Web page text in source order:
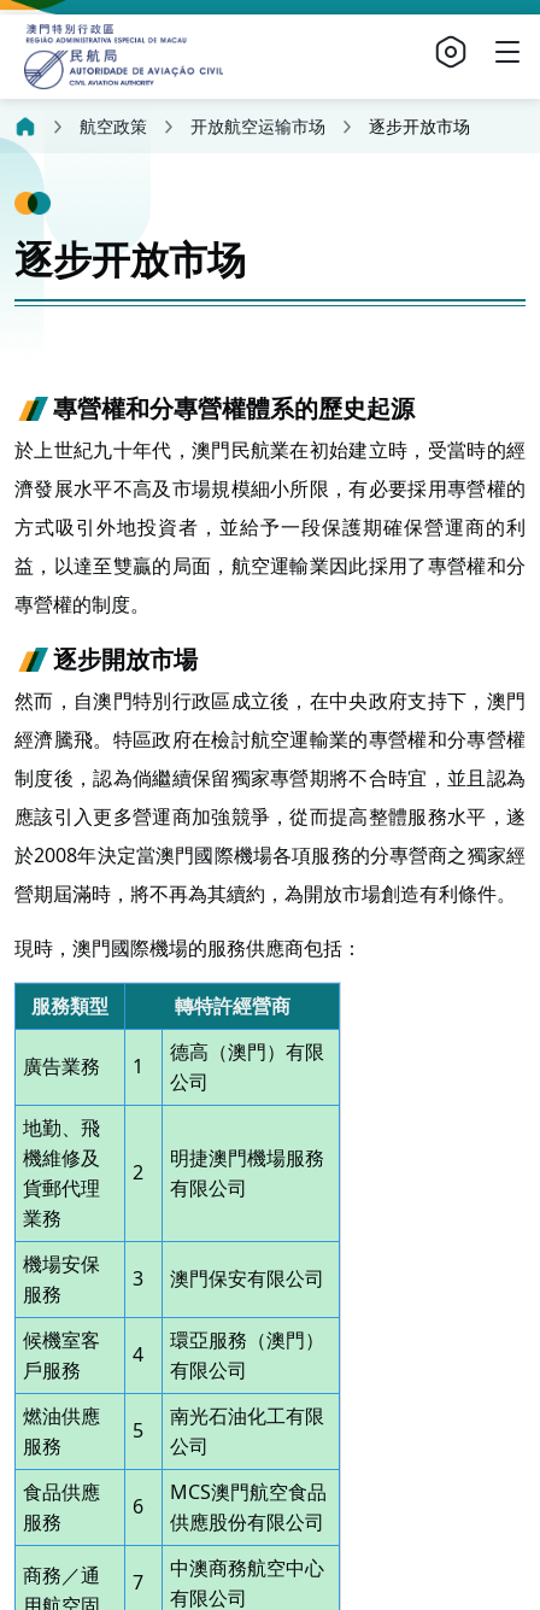
航空政策 开放航空运输市场 逐步开放市场
逐步开放市场
專營權和分專營權體系的歷史起源
於上世紀九十年代，澳門民航業在初始建立時，受當時的經
濟發展水平不高及市場規模細小所限，有必要採用專營權的
方式吸引外地投資者，並給予一段保護期確保營運商的利
益，以達至雙贏的局面，航空運輸業因此採用了專營權和分
專營權的制度。
逐步開放市場
然而，自澳門特別行政區成立後，在中央政府支持下，澳門
經濟騰飛。特區政府在檢討航空運輸業的專營權和分專營權
制度後，認為倘繼續保留獨家專營期將不合時宜，並且認為
應該引入更多營運商加強競爭，從而提高整體服務水平，遂
於2008年決定當澳門國際機場各項服務的分專營商之獨家經
營期屆滿時，將不再為其續約，為開放市場創造有利條件。
現時，澳門國際機場的服務供應商包括：
服務類型 轉特許經營商
廣告業務 1
德高（澳門）有限
公司
地勤、飛
機維修及
貨郵代理
業務
2
明捷澳門機場服務
有限公司
機場安保
服務
3 澳門保安有限公司
候機室客
戶服務
4
環亞服務（澳門）
有限公司
燃油供應
服務
5
南光石油化工有限
公司
食品供應
服務
6
MCS澳門航空食品
供應股份有限公司
商務／通
7
中澳商務航空中心
有限公司